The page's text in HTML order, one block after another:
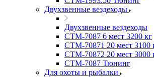
Двухзвенные вездеходы
Двухзвенные вездеходы
СТМ-7087 6 мест 3200 кг
СТМ-70871 20 мест 3100
СТМ-70872 20 мест 3000
СТМ-7087 Тюнинг
Для охоты и рыбалки